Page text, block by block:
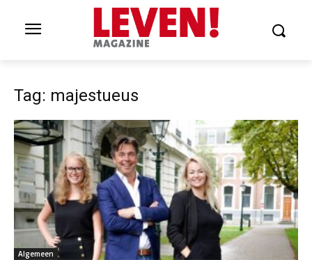
Tag: majestueus
Algemeen